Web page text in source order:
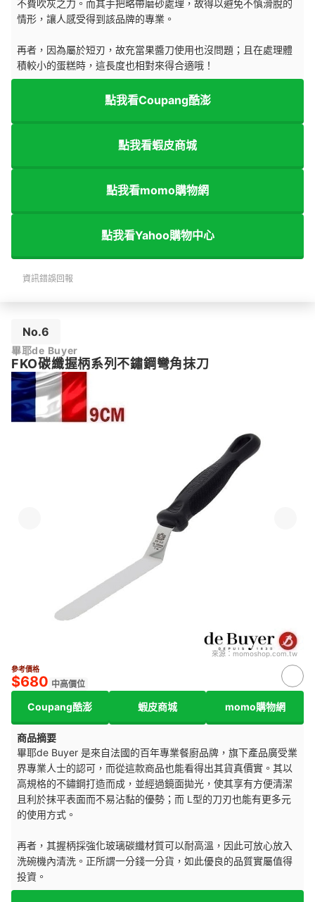
不費吹灰之力。而其手把略帶磨砂處理，故得以避免不慎滑脫的
情形，讓人感受得到該品牌的專業。
再者，因為屬於短刃，故充當果醬刀使用也沒問題；且在處理體
積較小的蛋糕時，這長度也相對來得合適哦！
點我看Coupang酷澎
點我看蝦皮商城
點我看momo購物網
點我看Yahoo購物中心
資訊錯誤回報
No.6
畢耶de Buyer
FKO碳纖握柄系列不鏽鋼彎角抹刀
來源： momoshop.com.tw
參考價格
$680 中高價位
Coupang酷澎 蝦皮商城 momo購物網
商品摘要
畢耶de Buyer 是來自法國的百年專業餐廚品牌，旗下產品廣受業
界專業人士的認可，而從這款商品也能看得出其貨真價實。其以
高規格的不鏽鋼打造而成，並經過鏡面拋光，使其享有方便清潔
且利於抹平表面而不易沾黏的優勢；而 L型的刀刃也能有更多元
的使用方式。
再者，其握柄採強化玻璃碳纖材質可以耐高溫，因此可放心放入
洗碗機內清洗。正所謂一分錢一分貨，如此優良的品質實屬值得
投資。